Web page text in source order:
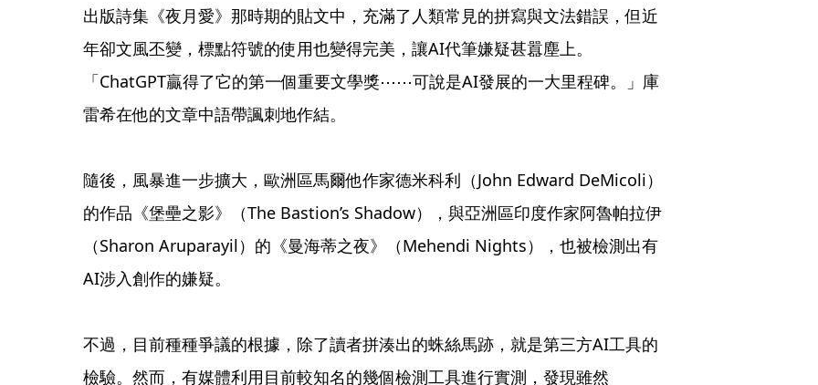
出版詩集《夜月愛》那時期的貼文中，充滿了人類常見的拼寫與文法錯誤，但近
年卻文風丕變，標點符號的使用也變得完美，讓AI代筆嫌疑甚囂塵上。
「ChatGPT贏得了它的第一個重要文學獎⋯⋯可說是AI發展的一大里程碑。」庫
雷希在他的文章中語帶諷刺地作結。
隨後，風暴進一步擴大，歐洲區馬爾他作家德米科利（John Edward DeMicoli）
的作品《堡壘之影》（The Bastion’s Shadow），與亞洲區印度作家阿魯帕拉伊
（Sharon Aruparayil）的《曼海蒂之夜》（Mehendi Nights），也被檢測出有
AI涉入創作的嫌疑。
不過，目前種種爭議的根據，除了讀者拼湊出的蛛絲馬跡，就是第三方AI工具的
檢驗。然而，有媒體利用目前較知名的幾個檢測工具進行實測，發現雖然